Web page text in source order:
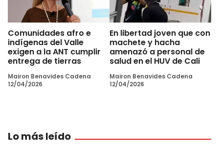
Comunidades afro e
indígenas del Valle
exigen a la ANT cumplir
entrega de tierras
Mairon Benavides Cadena
12/04/2026
En libertad joven que con
machete y hacha
amenazó a personal de
salud en el HUV de Cali
Mairon Benavides Cadena
12/04/2026
Lo más leído